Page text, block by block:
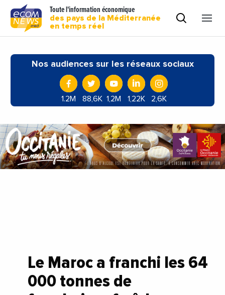
Toute l'information économique
des pays de la Méditerranée
en temps réel
Nos audiences sur les réseaux sociaux
1.2M 88,6K 1,2M 1,22K 2,6K
Le Maroc a franchi les 64
000 tonnes de